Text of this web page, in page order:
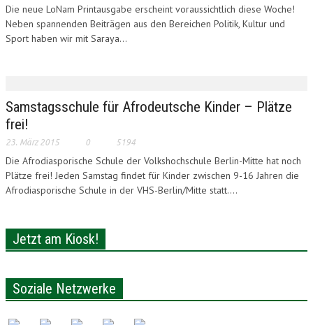
Die neue LoNam Printausgabe erscheint voraussichtlich diese Woche!
Neben spannenden Beiträgen aus den Bereichen Politik, Kultur und
Sport haben wir mit Saraya...
Samstagsschule für Afrodeutsche Kinder – Plätze
frei!
23. März 2015 0 5194
Die Afrodiasporische Schule der Volkshochschule Berlin-Mitte hat noch
Plätze frei! Jeden Samstag findet für Kinder zwischen 9-16 Jahren die
Afrodiasporische Schule in der VHS-Berlin/Mitte statt....
Jetzt am Kiosk!
Soziale Netzwerke